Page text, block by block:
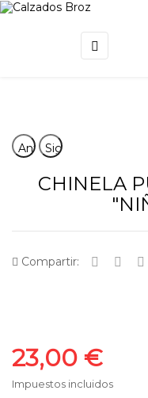
de
☰
AnteriorSiguiente
CHINELA
Compartir:
23,00 €
Impuestos incluidos